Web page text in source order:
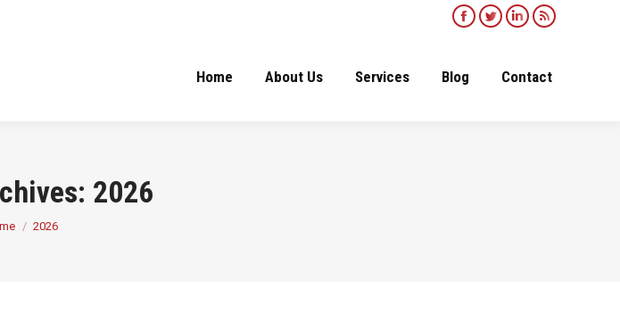
Facebook
opens
Twitter
opens
Linkedin
opens
Rss
opens
Home About Us Services Blog Contact
2026
are here:
2026